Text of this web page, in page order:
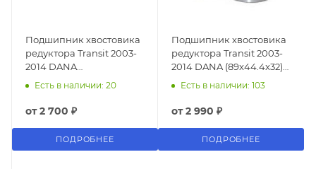
Подшипник хвостовика
редуктора Transit 2003-
2014 DANA
(33,338x73,025x29,37)
Есть в наличии: 20
от2 700 ₽
ПОДРОБНЕЕ
Подшипник хвостовика
редуктора Transit 2003-
2014 DANA (89x44.4x32)
ЗАДНИЙ
Есть в наличии: 103
от2 990 ₽
ПОДРОБНЕЕ